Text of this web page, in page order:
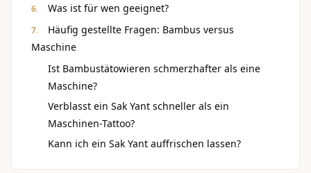
Was ist für wen geeignet?
Häufig gestellte Fragen: Bambus versus
Maschine
Ist Bambustätowieren schmerzhafter als eine
Maschine?
Verblasst ein Sak Yant schneller als ein
Maschinen-Tattoo?
Kann ich ein Sak Yant auffrischen lassen?